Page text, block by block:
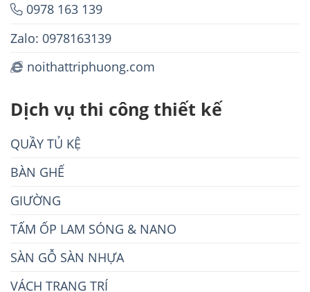
0978 163 139
Zalo: 0978163139
noithattriphuong.com
Dịch vụ thi công thiết kế
QUẦY TỦ KỆ
BÀN GHẾ
GIƯỜNG
TẤM ỐP LAM SÓNG & NANO
SÀN GỖ SÀN NHỰA
VÁCH TRANG TRÍ